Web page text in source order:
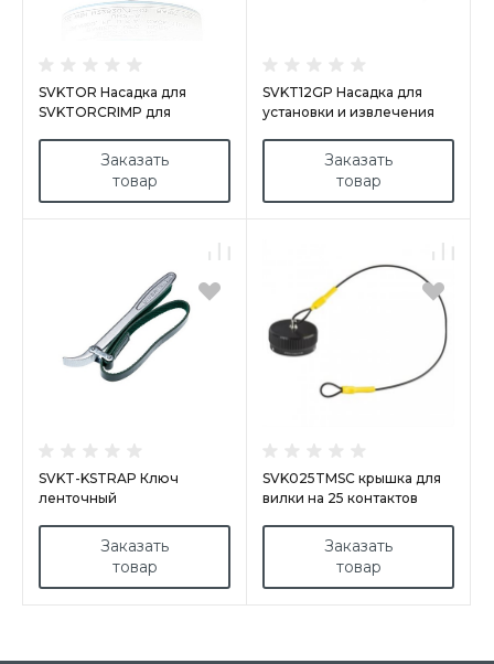
SVKTOR Насадка для
SVKTORCRIMP для
контактов 12-16-18
Заказать
товар
SVKT12GP Насадка для
установки и извлечения
Заказать
товар
SVKT-KSTRAP Ключ
ленточный
Заказать
товар
SVK025TMSC крышка для
вилки на 25 контактов
Заказать
товар